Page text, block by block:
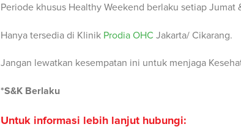
Periode khusus Healthy Weekend berlaku setiap
Hanya tersedia di Klinik Prodia OHC Jakarta/ Cikarang.
Jangan lewatkan kesempatan ini untuk menjaga
*S&K Berlaku
Untuk informasi lebih lanjut hubungi:⁠⁣